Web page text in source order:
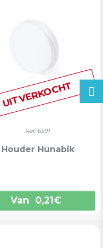
UITVERKOCHT
Ref: 6591
Houder Hunabik
Van 0,21€